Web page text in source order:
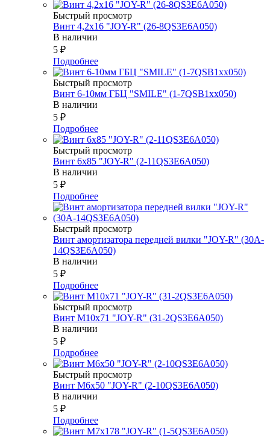
Быстрый просмотр
Винт 4,2х16 "JOY-R" (26-8QS3E6A050)
В наличии
5 ₽
Подробнее
Быстрый просмотр
Винт 6-10мм ГБЦ "SMILE" (1-7QSB1xx050)
В наличии
5 ₽
Подробнее
Быстрый просмотр
Винт 6х85 "JOY-R" (2-11QS3E6A050)
В наличии
5 ₽
Подробнее
Быстрый просмотр
Винт амортизатора передней вилки "JOY-R" (30A-
14QS3E6A050)
В наличии
5 ₽
Подробнее
Быстрый просмотр
Винт М10х71 "JOY-R" (31-2QS3E6A050)
В наличии
5 ₽
Подробнее
Быстрый просмотр
Винт М6х50 "JOY-R" (2-10QS3E6A050)
В наличии
5 ₽
Подробнее